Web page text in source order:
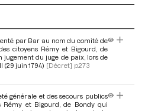
par Bar au nom du comité de
citoyens Rémy et Bigourd, de
jugement du juge de paix, lors de
(29 juin 1794) [Décret] p.273
générale et des secours publics
Rémy et Bigourd, de Bondy qui